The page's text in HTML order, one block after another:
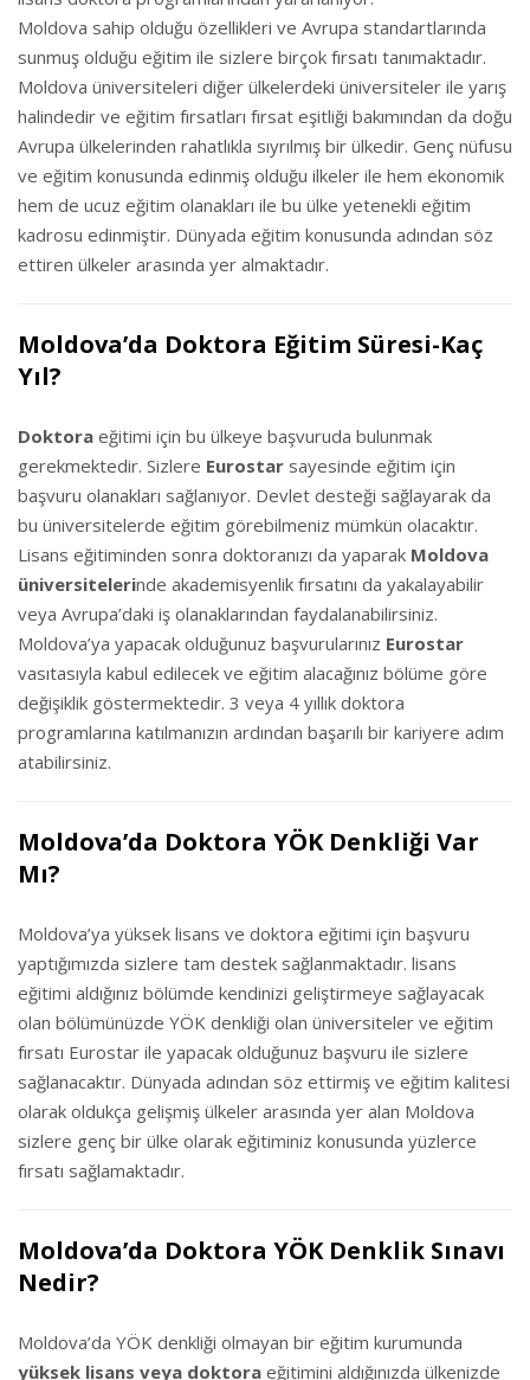
Moldova sahip olduğu özellikleri ve Avrupa standartlarında
sunmuş olduğu eğitim ile sizlere birçok fırsatı tanımaktadır.
Moldova üniversiteleri diğer ülkelerdeki üniversiteler ile yarış
halindedir ve eğitim fırsatları fırsat eşitliği bakımından da doğu
Avrupa ülkelerinden rahatlıkla sıyrılmış bir ülkedir. Genç nüfusu
ve eğitim konusunda edinmiş olduğu ilkeler ile hem ekonomik
hem de ucuz eğitim olanakları ile bu ülke yetenekli eğitim
kadrosu edinmiştir. Dünyada eğitim konusunda adından söz
ettiren ülkeler arasında yer almaktadır.
Moldova’da Doktora Eğitim Süresi-Kaç
Yıl?
Doktora eğitimi için bu ülkeye başvuruda bulunmak
gerekmektedir. Sizlere Eurostar sayesinde eğitim için
başvuru olanakları sağlanıyor. Devlet desteği sağlayarak da
bu üniversitelerde eğitim görebilmeniz mümkün olacaktır.
Lisans eğitiminden sonra doktoranızı da yaparak Moldova
üniversitelerinde akademisyenlik fırsatını da yakalayabilir
veya Avrupa’daki iş olanaklarından faydalanabilirsiniz.
Moldova’ya yapacak olduğunuz başvurularınız Eurostar
vasıtasıyla kabul edilecek ve eğitim alacağınız bölüme göre
değişiklik göstermektedir. 3 veya 4 yıllık doktora
programlarına katılmanızın ardından başarılı bir kariyere adım
atabilirsiniz.
Moldova’da Doktora YÖK Denkliği Var
Mı?
Moldova’ya yüksek lisans ve doktora eğitimi için başvuru
yaptığımızda sizlere tam destek sağlanmaktadır. lisans
eğitimi aldığınız bölümde kendinizi geliştirmeye sağlayacak
olan bölümünüzde YÖK denkliği olan üniversiteler ve eğitim
fırsatı Eurostar ile yapacak olduğunuz başvuru ile sizlere
sağlanacaktır. Dünyada adından söz ettirmiş ve eğitim kalitesi
olarak oldukça gelişmiş ülkeler arasında yer alan Moldova
sizlere genç bir ülke olarak eğitiminiz konusunda yüzlerce
fırsatı sağlamaktadır.
Moldova’da Doktora YÖK Denklik Sınavı
Nedir?
Moldova’da YÖK denkliği olmayan bir eğitim kurumunda
yüksek lisans veya doktora eğitimini aldığınızda ülkenizde